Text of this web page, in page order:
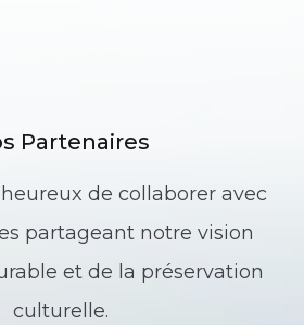
Partenaires
de collaborer avec
partageant notre vision
et de la préservation
culturelle.